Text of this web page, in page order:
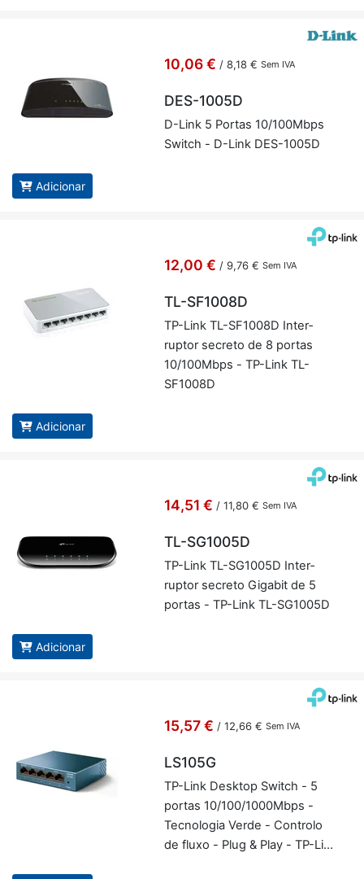
10,06 € / 8,18 € Sem IVA
DES-1005D
D-Link 5 Portas 10/100Mbps
Switch - D-Link DES-1005D
Adicionar
12,00 € / 9,76 € Sem IVA
TL-SF1008D
TP-Link TL-SF1008D In­ter­
ruptor se­creto de 8 portas
10/100Mbps - TP-Link TL-
SF1008D
Adicionar
14,51 € / 11,80 € Sem IVA
TL-SG1005D
TP-Link TL-SG1005D In­ter­
ruptor se­creto Gi­gabit de 5
portas - TP-Link TL-SG1005D
Adicionar
15,57 € / 12,66 € Sem IVA
LS105G
TP-Link Desktop Switch - 5
portas 10/100/1000Mbps -
Tec­no­logia Verde - Con­trolo
de fluxo - Plug & Play - TP-Link